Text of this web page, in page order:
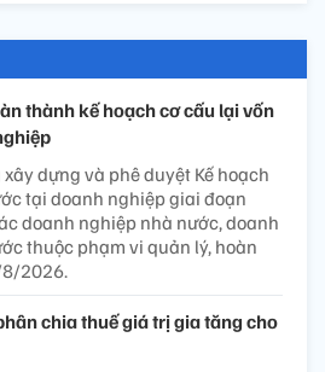
thành kế hoạch cơ cấu lại vốn
dựng và phê duyệt Kế hoạch
tại doanh nghiệp giai đoạn
doanh nghiệp nhà nước, doanh
thuộc phạm vi quản lý, hoàn
2026.
chia thuế giá trị gia tăng cho